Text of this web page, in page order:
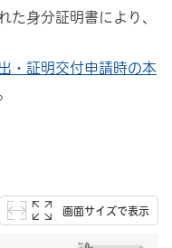
た身分証明書により、
・証明交付申請時の本
画面サイズで表示